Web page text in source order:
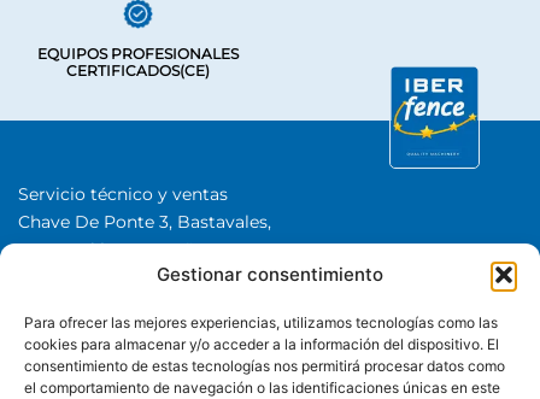
Gestionar consentimiento
Para ofrecer las mejores experiencias, utilizamos tecnologías como las
cookies para almacenar y/o acceder a la información del dispositivo. El
consentimiento de estas tecnologías nos permitirá procesar datos como
el comportamiento de navegación o las identificaciones únicas en este
EQUIPOS PROFESIONALES
CERTIFICADOS(CE)
Servicio técnico y ventas
Chave De Ponte 3, Bastavales,
15280 Brión, A Coruña
Iberfence SL I NIF: B74417890
SOBRE NOSOTROS
CATEGORÍAS